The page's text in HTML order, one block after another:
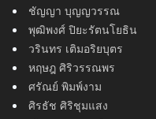
ชัญญา บุญญวรรณ
พุฒิพงศ์ ปิยะรัตนโยธิน
วรินทร เติมอริยบุตร
หฤษฎ ศิริวรรณพร
ศรัณย์ พิมพ์งาม
ศิรธัช ศิริชุมแสง